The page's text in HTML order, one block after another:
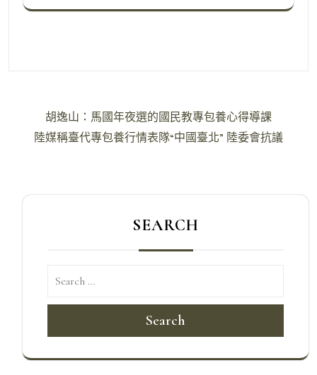
胡逸山：馬國年夜選的國民教專包養心得導課
陸媒稱臺代專包養行情表隊“中國臺北” 陸委會抗議
SEARCH
Search